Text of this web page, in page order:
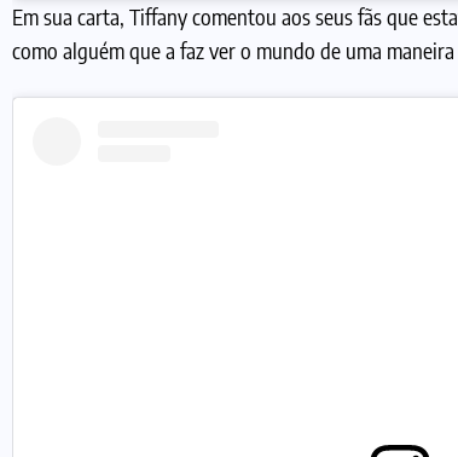
Em sua carta, Tiffany comentou aos seus fãs que
como alguém que a faz ver o mundo de uma